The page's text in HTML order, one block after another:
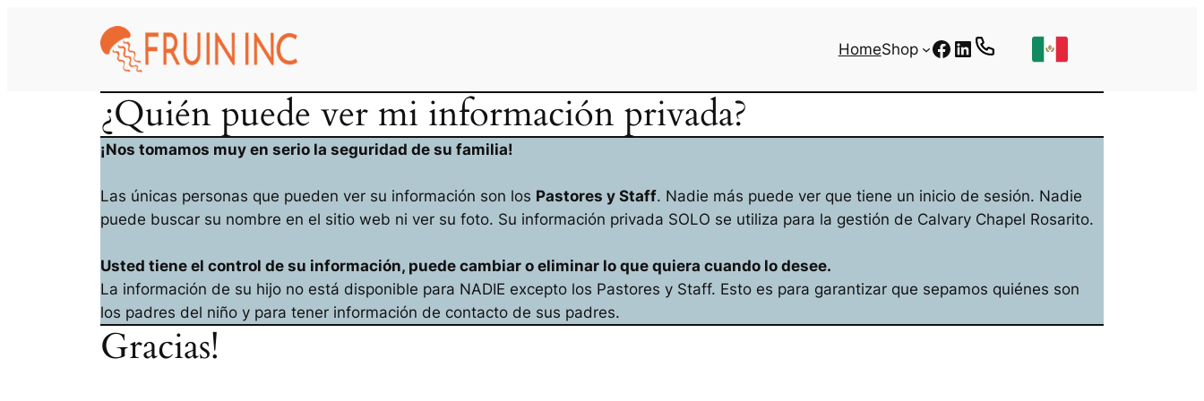
HomeShop Facebook LinkedIn
¿Quién puede ver mi información privada?
¡Nos tomamos muy en serio la seguridad de su familia!
Las únicas personas que pueden ver su información son los Pastores y Staff. Nadie más puede ver que tiene un inicio de sesión. Nadie
puede buscar su nombre en el sitio web ni ver su foto. Su información privada SOLO se utiliza para la gestión de Calvary Chapel Rosarito.
Usted tiene el control de su información, puede cambiar o eliminar lo que quiera cuando lo desee.
La información de su hijo no está disponible para NADIE excepto los Pastores y Staff. Esto es para garantizar que sepamos quiénes son
los padres del niño y para tener información de contacto de sus padres.
Gracias!